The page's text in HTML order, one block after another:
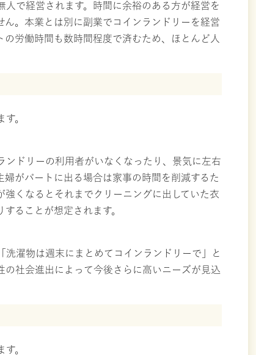
で経営されます。時間に余裕のある方が経営を
。本業とは別に副業でコインランドリーを経営
労働時間も数時間程度で済むため、ほとんど人
。
ドリーの利用者がいなくなったり、景気に左右
がパートに出る場合は家事の時間を削減するた
くなるとそれまでクリーニングに出していた衣
ることが想定されます。
濯物は週末にまとめてコインランドリーで」と
社会進出によって今後さらに高いニーズが見込
。